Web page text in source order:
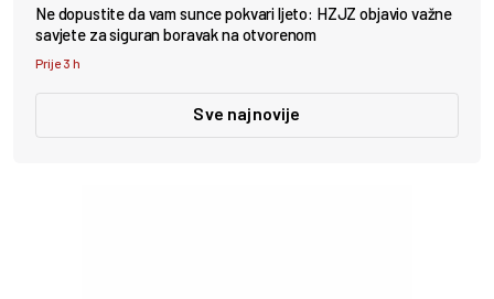
Ne dopustite da vam sunce pokvari ljeto: HZJZ objavio važne
savjete za siguran boravak na otvorenom
Prije 3 h
Sve najnovije